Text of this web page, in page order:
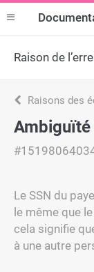
Raison de
Raisons des
Ambiguïté
Le SSN du
le même que
cela signifie
à une autre